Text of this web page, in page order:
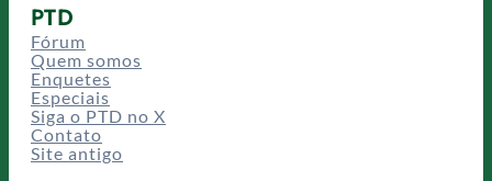
PTD
Fórum
Quem somos
Enquetes
Especiais
Siga o PTD no X
Contato
Site antigo